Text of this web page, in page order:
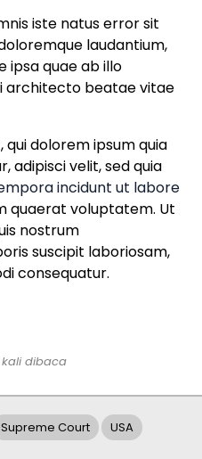
iste natus error sit
laudantium,
ipsa quae ab illo
architecto beatae vitae
qui dolorem ipsum quia
adipisci velit, sed quia
incidunt ut labore
quaerat voluptatem. Ut
nostrum
suscipit laboriosam,
consequatur.
kali dibaca
Supreme Court USA